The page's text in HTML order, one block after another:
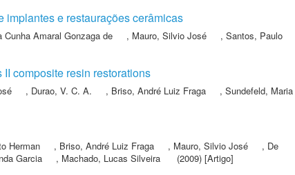
implantes e restaurações cerâmicas
Amaral Gonzaga de , Mauro, Silvio José , Santos, Paulo
composite resin restorations
, Durao, V. C. A. , Briso, André Luiz Fraga , Sundefeld, Maria
Herman , Briso, André Luiz Fraga , Mauro, Silvio José , De
Garcia , Machado, Lucas Silveira (2009) [Artigo]